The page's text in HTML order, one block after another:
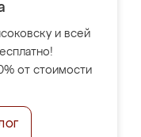
и всей
от стоимости